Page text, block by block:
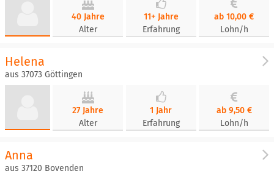
40 Jahre
Alter
11+ Jahre
Erfahrung
ab 10,00 €
Lohn/h
Helena
aus 37073 Göttingen
27 Jahre
Alter
1 Jahr
Erfahrung
ab 9,50 €
Lohn/h
Anna
aus 37120 Bovenden